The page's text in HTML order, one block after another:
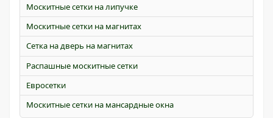
Москитные сетки на липучке
Москитные сетки на магнитах
Сетка на дверь на магнитах
Распашные москитные сетки
Евросетки
Москитные сетки на мансардные окна